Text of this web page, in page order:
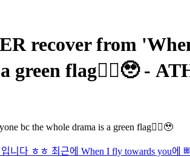
recover from
green flag🙂‍↕️🥹 -
bc the whole drama is a green flag🙂‍↕️🥹
니다 ㅎㅎ 최근에 When I fly towards you에